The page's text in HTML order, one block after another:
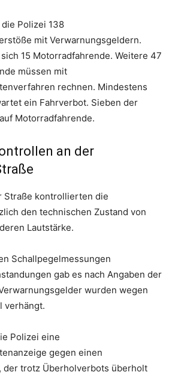
Polizei 138
mit Verwarnungsgeldern.
15 Motorradfahrende. Weitere 47
müssen mit
rechnen. Mindestens
ein Fahrverbot. Sieben der
Motorradfahrende.
an der
Straße kontrollierten die
den technischen Zustand von
Lautstärke.
Schallpegelmessungen
gab es nach Angaben der
wurden wegen
verhängt.
Polizei eine
gegen einen
der trotz Überholverbots überholt